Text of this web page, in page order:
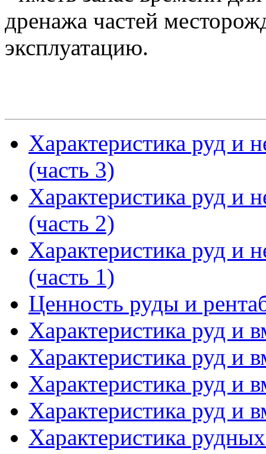
дренажа частей
эксплуатацию.
Характеристика руд и
(часть 3)
Характеристика руд и
(часть 2)
Характеристика руд и
(часть 1)
Ценность руды и
Характеристика руд и
Характеристика руд и
Характеристика руд и
Характеристика руд и
Характеристика